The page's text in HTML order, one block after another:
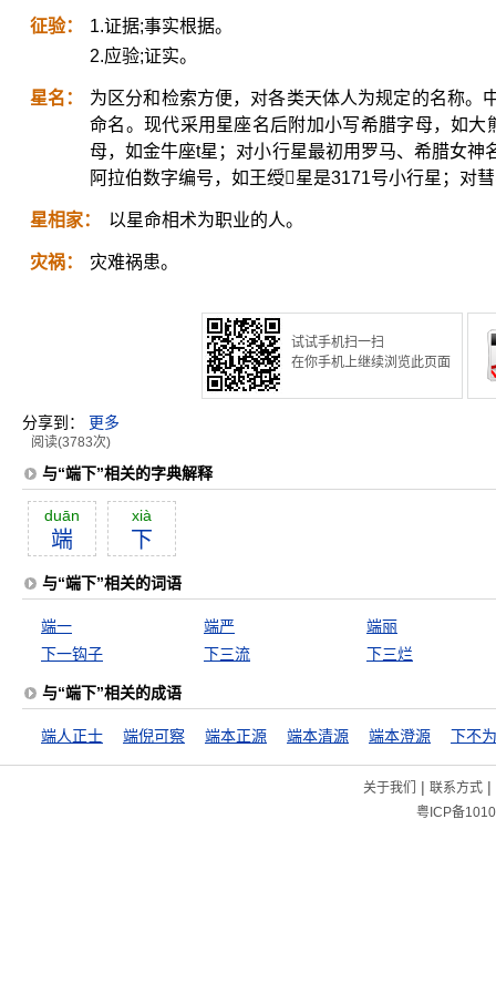
征验：
1.证据;事实根据。
2.应验;证实。
星名：
为区分和检索方便，对各类天体人为规定的名称。
命名。现代采用星座名后附加小写希腊字母，如
母，如金牛座t星；对小行星最初用罗马、希腊女
阿拉伯数字编号，如王绶星是3171号小行星；对
星相家： 以星命相术为职业的人。
灾祸： 灾难祸患。
试试手机扫一扫
在你手机上继续浏览此页面
分享到： 更多
阅读(3783次)
与“端下”相关的字典解释
duān
端
xià
下
与“端下”相关的词语
端一 端严
端丽
下一钩子
下三流 下三烂
与“端下”相关的成语
端人正士 端倪可察 端本正源 端本清源 端本澄源 下不
关于我们 | 联系方式|
粤ICP备